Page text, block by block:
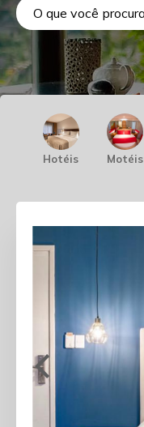
Hotéis Motéis